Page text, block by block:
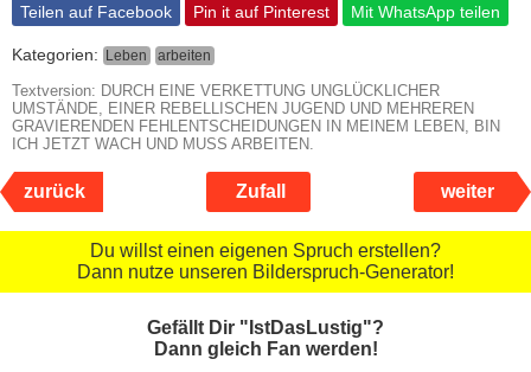
Teilen auf Facebook Pin it auf Pinterest Mit WhatsApp teilen
Kategorien: Leben arbeiten
Textversion: DURCH EINE VERKETTUNG UNGLÜCKLICHER
UMSTÄNDE, EINER REBELLISCHEN JUGEND UND MEHREREN
GRAVIERENDEN FEHLENTSCHEIDUNGEN IN MEINEM LEBEN, BIN
ICH JETZT WACH UND MUSS ARBEITEN.
zurück Zufall weiter
Du willst einen eigenen Spruch erstellen?
Dann nutze unseren Bilderspruch-Generator!
Gefällt Dir "IstDasLustig"?
Dann gleich Fan werden!